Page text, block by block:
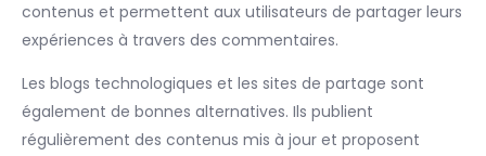
contenus et permettent aux utilisateurs de partager leurs
expériences à travers des commentaires.
Les blogs technologiques et les sites de partage sont
également de bonnes alternatives. Ils publient
régulièrement des contenus mis à jour et proposent